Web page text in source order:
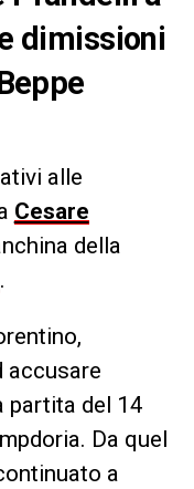
dimissioni
alle
Cesare
della
.
accusare
partita del 14
Da quel
a